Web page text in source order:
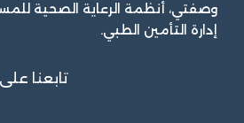
وصفتي، أنظمة الرعاية الصحية
إدارة التأمين الطبي.
تابعنا على